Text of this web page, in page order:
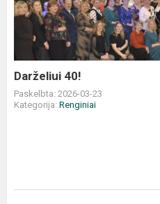
Darželiui 40!
Paskelbta: 2026-03-23
Kategorija: Renginiai